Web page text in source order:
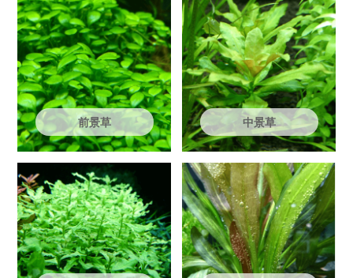
前景草 中景草